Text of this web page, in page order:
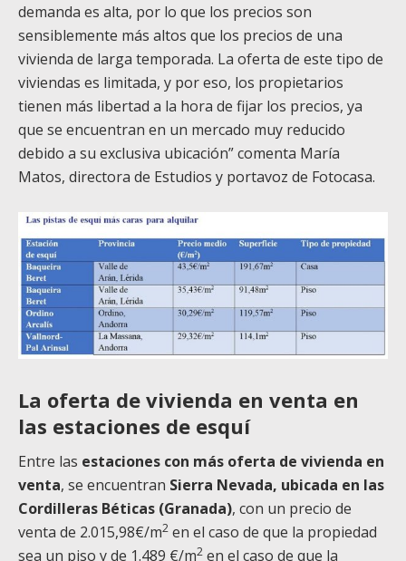
demanda es alta, por lo que los precios son
sensiblemente más altos que los precios de una
vivienda de larga temporada. La oferta de este tipo de
viviendas es limitada, y por eso, los propietarios
tienen más libertad a la hora de fijar los precios, ya
que se encuentran en un mercado muy reducido
debido a su exclusiva ubicación” comenta María
Matos, directora de Estudios y portavoz de Fotocasa.
La oferta de vivienda en venta en
las estaciones de esquí
Entre las estaciones con más oferta de vivienda en
venta, se encuentran Sierra Nevada, ubicada en las
Cordilleras Béticas (Granada), con un precio de
venta de 2.015,98€/m2 en el caso de que la propiedad
sea un piso y de 1.489 €/m2 en el caso de que la